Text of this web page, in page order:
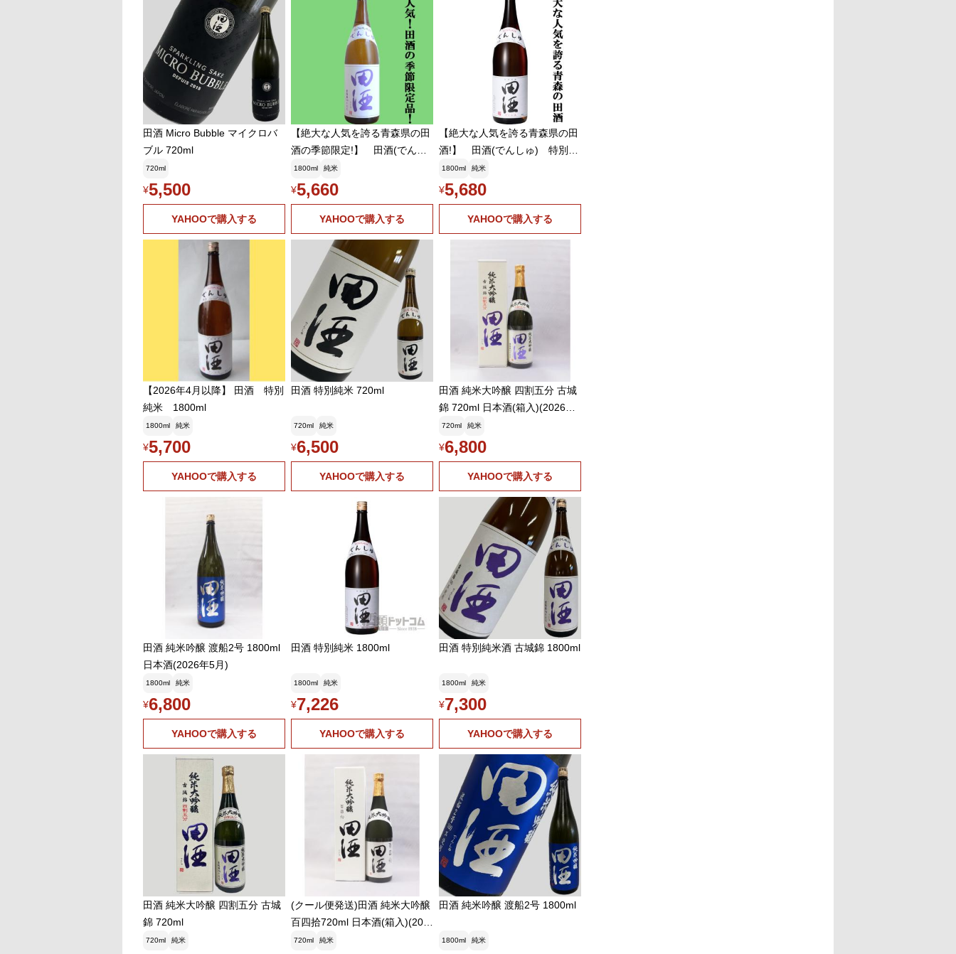
田酒 Micro Bubble マイクロバ
ブル 720ml
720ml
¥5,500
YAHOOで購入する
【絶大な人気を誇る青森県の田
酒の季節限定!】 田酒(でんし
ゅ) 特別純米酒 古城錦(こじ
ょうにしき) 精米歩合55% 1
800ml(クール便推奨)(k)
1800ml 純米
¥5,660
YAHOOで購入する
【絶大な人気を誇る青森県の田
酒!】 田酒(でんしゅ) 特別純
米酒 精米歩合55% 1800ml
(クール便推奨)(a)(k)
1800ml 純米
¥5,680
YAHOOで購入する
【2026年4月以降】 田酒 特別
純米 1800ml
1800ml 純米
¥5,700
YAHOOで購入する
田酒 特別純米 720ml
720ml 純米
¥6,500
YAHOOで購入する
田酒 純米大吟醸 四割五分 古城
錦 720ml 日本酒(箱入)(2026年3
月)
720ml 純米
¥6,800
YAHOOで購入する
田酒 純米吟醸 渡船2号 1800ml
日本酒(2026年5月)
1800ml 純米
¥6,800
YAHOOで購入する
田酒 特別純米 1800ml
1800ml 純米
¥7,226
YAHOOで購入する
田酒 特別純米酒 古城錦 1800ml
1800ml 純米
¥7,300
YAHOOで購入する
田酒 純米大吟醸 四割五分 古城
錦 720ml
720ml 純米
(クール便発送)田酒 純米大吟醸
百四拾720ml 日本酒(箱入)(202
6年4月)
720ml 純米
田酒 純米吟醸 渡船2号 1800ml
1800ml 純米